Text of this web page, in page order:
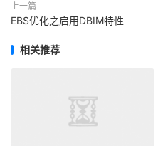
--取得APPS密码密文
APPS密码明文
APPS密码放在如下
上一篇
EBS优化之启用DBIM特性
相关推荐